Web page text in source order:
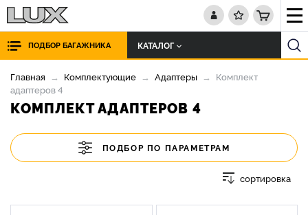
ПОДБОР БАГАЖНИКА КАТАЛОГ
Главная Комплектующие Адаптеры
Комплект
адаптеров 4
КОМПЛЕКТ АДАПТЕРОВ 4
ПОДБОР ПО ПАРАМЕТРАМ
сортировка